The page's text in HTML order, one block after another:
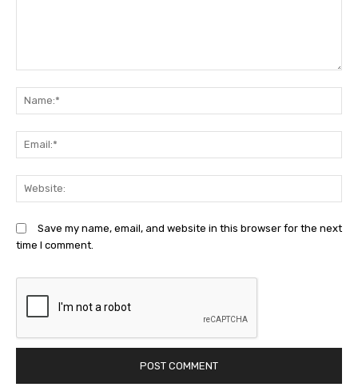
Save my name, email, and website in this browser for the next
time I comment.